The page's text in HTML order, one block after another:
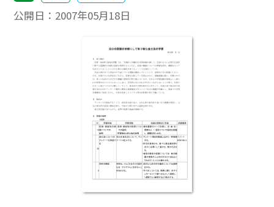
公開日： 2007年05月18日